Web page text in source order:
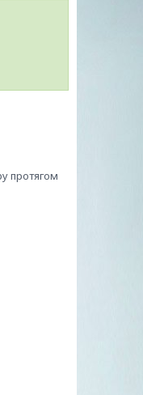
протягом